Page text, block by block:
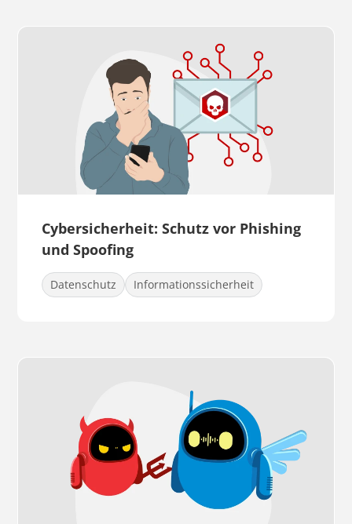
Cybersicherheit: Schutz vor Phishing
und Spoofing
Datenschutz Informationssicherheit